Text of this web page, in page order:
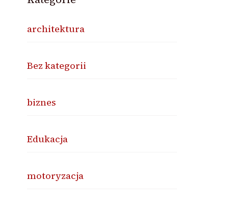
architektura
Bez kategorii
biznes
Edukacja
motoryzacja